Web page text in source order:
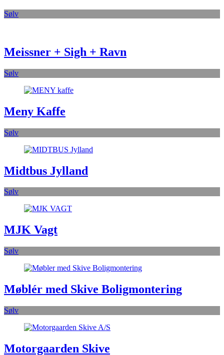
Sølv
Meissner + Sigh + Ravn
Sølv
Meny Kaffe
Sølv
Midtbus Jylland
Sølv
MJK Vagt
Sølv
Møblér med Skive Boligmontering
Sølv
Motorgaarden Skive